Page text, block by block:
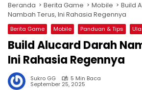
Beranda Berita Game Mobile
Build
Nambah Terus, Ini Rahasia Regennya
Berita Game Mobile Panduan & Tips
Build Alucard Darah
Ini Rahasia Regennya
Sukro GG 5 Min Baca
September 25, 2025